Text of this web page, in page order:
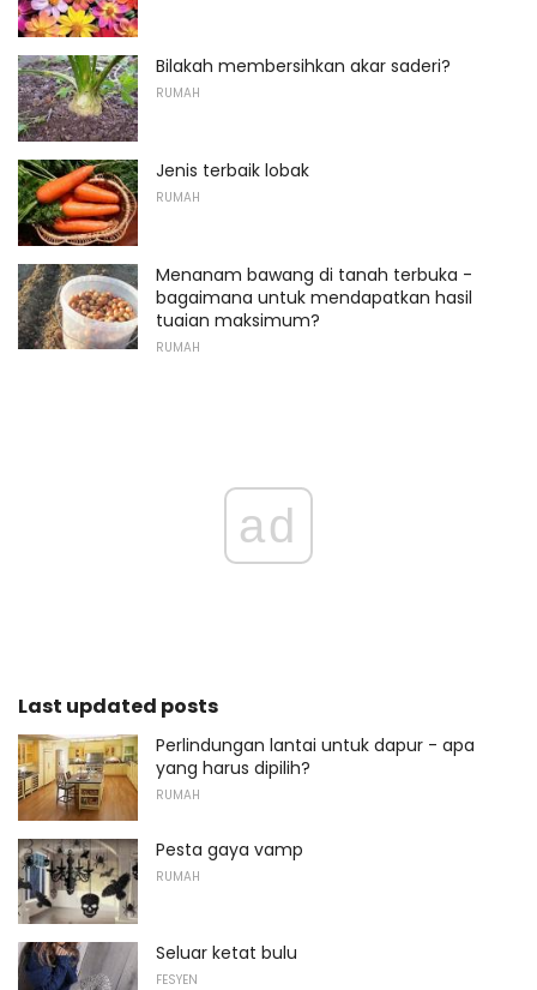
Bilakah membersihkan akar saderi?
RUMAH
Jenis terbaik lobak
RUMAH
Menanam bawang di tanah terbuka -
bagaimana untuk mendapatkan hasil
tuaian maksimum?
RUMAH
ad
Last updated posts
Perlindungan lantai untuk dapur - apa
yang harus dipilih?
RUMAH
Pesta gaya vamp
RUMAH
Seluar ketat bulu
FESYEN